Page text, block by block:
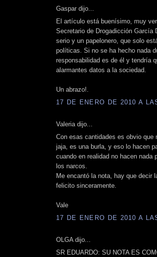
Gaspar dijo...
El artículo está buenísimo, muy
Secretario de Drogadicción García
serio y un papelonero, que solo
políticas. Si no se ha hecho nada
responsabilidad es de él y tendría
alarmantes datos a la sociedad.
Un abrazo!.
17 DE ENERO DE 2010 A
Valeria dijo...
Con esas cantidades es obvio que
jaja, es una burla, y eso lo hacen
cuando en realidad no hacen
los narcos.
Me encantó la nota, hay que decir
felicito sinceramente.
Vale
17 DE ENERO DE 2010 A
OLGA dijo...
SR EDUARDO: SU NOTA ES